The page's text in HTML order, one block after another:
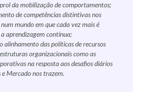
da mobilização de comportamentos;
de competências distintivas nos
mundo em que cada vez mais é
aprendizagem contínua;
alinhamento das políticas de recursos
organizacionais como as
na resposta aos desafios diários
e Mercado nos trazem.